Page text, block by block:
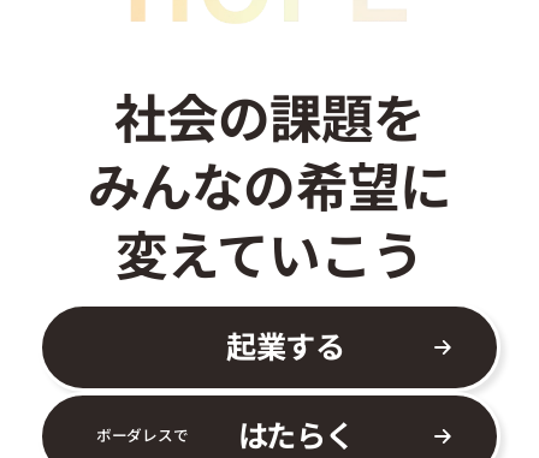
社会の課題を
みんなの希望に
変えていこう
起業する
ボーダレスで はたらく